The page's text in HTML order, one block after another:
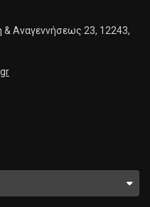
& Αναγεννήσεως 23, 12243,